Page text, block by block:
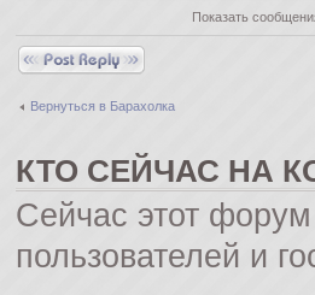
Показать
Ответить
Вернуться в Барахолка
КТО СЕЙЧАС НА
Сейчас этот
пользователей и